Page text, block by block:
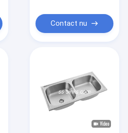
Contact nu